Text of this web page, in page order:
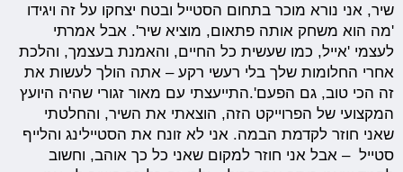
שיר, אני נורא מוכר בתחום הסטייל ובטח יצחקו על זה ויגידו
'מה הוא משחק אותה פתאום, מוציא שיר'. אבל אמרתי
לעצמי 'אייל, כמו שעשית כל החיים, והאמנת בעצמך, והלכת
אחרי החלומות שלך בלי רעשי רקע – אתה הולך לעשות את
זה הכי טוב, גם הפעם'.התייעצתי עם מאור זגורי שהיה היועץ
המקצועי של הפרוייקט הזה, הוצאתי את השיר, והחלטתי
שאני חוזר לקדמת הבמה. אני לא זונח את הסטיילינג והלייף
סטייל – אבל אני חוזר למקום שאני כל כך אוהב, וחשוב